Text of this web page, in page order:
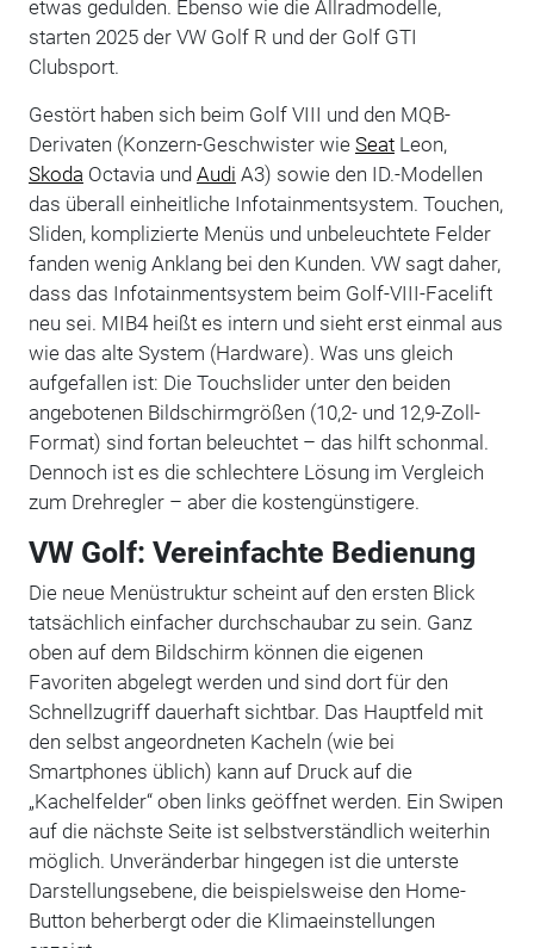
etwas gedulden. Ebenso wie die Allradmodelle,
starten 2025 der VW Golf R und der Golf GTI
Clubsport.
Gestört haben sich beim Golf VIII und den MQB-
Derivaten (Konzern-Geschwister wie SeatLeon,
Skoda Octavia und Audi A3) sowie den ID.-Modellen
das überall einheitliche Infotainmentsystem. Touchen,
Sliden, komplizierte Menüs und unbeleuchtete Felder
fanden wenig Anklang bei den Kunden. VW sagt daher,
dass das Infotainmentsystem beim Golf-VIII-Facelift
neu sei. MIB4 heißt es intern und sieht erst einmal aus
wie das alte System (Hardware). Was uns gleich
aufgefallen ist: Die Touchslider unter den beiden
angebotenen Bildschirmgrößen (10,2- und 12,9-Zoll-
Format) sind fortan beleuchtet – das hilft schonmal.
Dennoch ist es die schlechtere Lösung im Vergleich
zum Drehregler – aber die kostengünstigere.
VW Golf: Vereinfachte Bedienung
Die neue Menüstruktur scheint auf den ersten Blick
tatsächlich einfacher durchschaubar zu sein. Ganz
oben auf dem Bildschirm können die eigenen
Favoriten abgelegt werden und sind dort für den
Schnellzugriff dauerhaft sichtbar. Das Hauptfeld mit
den selbst angeordneten Kacheln (wie bei
Smartphones üblich) kann auf Druck auf die
„Kachelfelder“ oben links geöffnet werden. Ein Swipen
auf die nächste Seite ist selbstverständlich weiterhin
möglich. Unveränderbar hingegen ist die unterste
Darstellungsebene, die beispielsweise den Home-
Button beherbergt oder die Klimaeinstellungen